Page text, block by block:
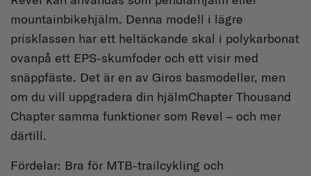
mountainbikehjälm. Denna modell i lägre
prisklassen har ett heltäckande skal i polykarbonat
ovanpå ett EPS-skumfoder och ett visir med
snäppfäste. Det är en av Giros basmodeller, men
om du vill uppgradera din hjälmChapter Thousand
Chapter samma funktioner som Revel – och mer
därtill.
Fördelar: Bra för MTB-trailcykling och